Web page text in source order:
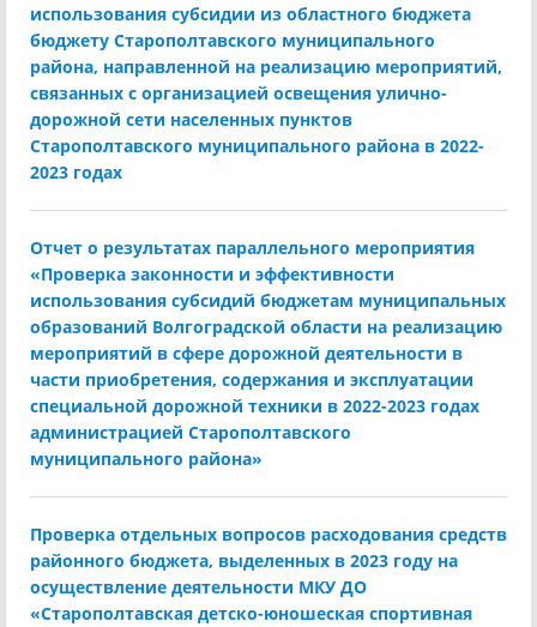
использования субсидии из областного бюджета
бюджету Старополтавского муниципального
района, направленной на реализацию мероприятий,
связанных с организацией освещения улично-
дорожной сети населенных пунктов
Старополтавского муниципального района в 2022-
2023 годах
Отчет о результатах параллельного мероприятия
«Проверка законности и эффективности
использования субсидий бюджетам муниципальных
образований Волгоградской области на реализацию
мероприятий в сфере дорожной деятельности в
части приобретения, содержания и эксплуатации
специальной дорожной техники в 2022-2023 годах
администрацией Старополтавского
муниципального района»
Проверка отдельных вопросов расходования средств
районного бюджета, выделенных в 2023 году на
осуществление деятельности МКУ ДО
«Старополтавская детско-юношеская спортивная